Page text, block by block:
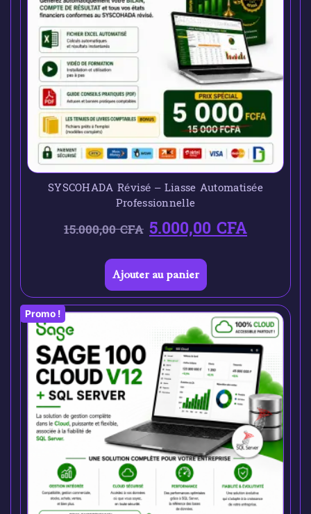
SYSCOHADA Révisé – Liasse Automatisée
Professionnelle
15.000,00CFA 5.000,00CFA
Ajouter au panier
Promo !